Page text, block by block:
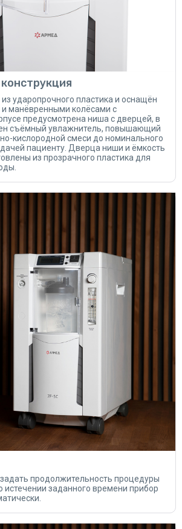
из ударопрочного пластика и оснащён
манёвренными колёсами с
предусмотрена ниша с дверцей, в
съёмный увлажнитель, повышающий
кислородной смеси до номинального
пациенту. Дверца ниши и ёмкость
из прозрачного пластика для
продолжительность процедуры
истечении заданного времени прибор